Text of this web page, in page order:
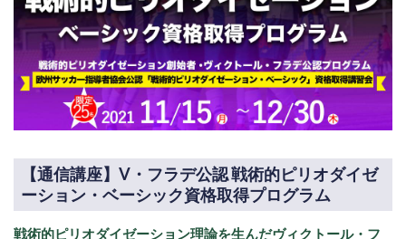
【通信講座】V・フラデ公認 戦術的ピリオダイゼ
ーション・ベーシック資格取得プログラム
戦術的ピリオダイゼーション理論を生んだヴィクトール・フ